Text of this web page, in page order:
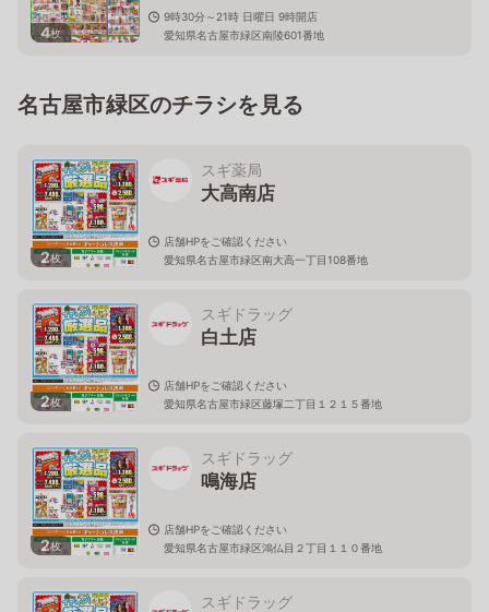
4枚
9時30分～21時 日曜日 9時開店
愛知県名古屋市緑区南陵601番地
名古屋市緑区のチラシを見る
2枚
スギ薬局
大高南店
店舗HPをご確認ください
愛知県名古屋市緑区南大高一丁目108番地
2枚
スギドラッグ
白土店
店舗HPをご確認ください
愛知県名古屋市緑区藤塚二丁目１２１５番地
2枚
スギドラッグ
鳴海店
店舗HPをご確認ください
愛知県名古屋市緑区鴻仏目２丁目１１０番地
スギドラッグ